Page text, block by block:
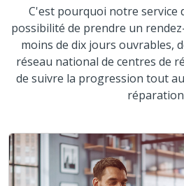
C'est pourquoi notre service
possibilité de prendre un
moins de dix jours ouvrables,
réseau national de centres de
de suivre la progression tout